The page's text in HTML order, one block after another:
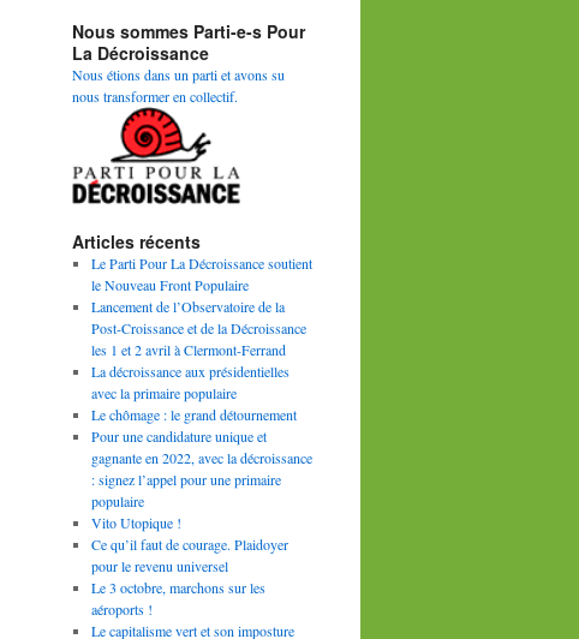
Nous sommes Parti-e-s Pour
La Décroissance
Nous étions dans un parti et avons su
nous transformer en collectif.
Articles récents
Le Parti Pour La Décroissance soutient
le Nouveau Front Populaire
Lancement de l’Observatoire de la
Post-Croissance et de la Décroissance
les 1 et 2 avril à Clermont-Ferrand
La décroissance aux présidentielles
avec la primaire populaire
Le chômage : le grand détournement
Pour une candidature unique et
gagnante en 2022, avec la décroissance
: signez l’appel pour une primaire
populaire
Vito Utopique !
Ce qu’il faut de courage. Plaidoyer
pour le revenu universel
Le 3 octobre, marchons sur les
aéroports !
Le capitalisme vert et son imposture